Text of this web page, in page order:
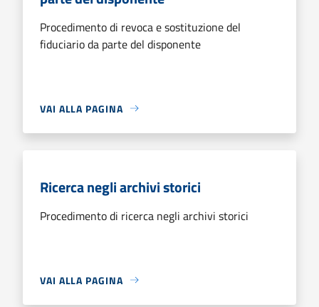
Procedimento di revoca e sostituzione del
fiduciario da parte del disponente
VAI ALLA PAGINA
Ricerca negli archivi storici
Procedimento di ricerca negli archivi storici
VAI ALLA PAGINA